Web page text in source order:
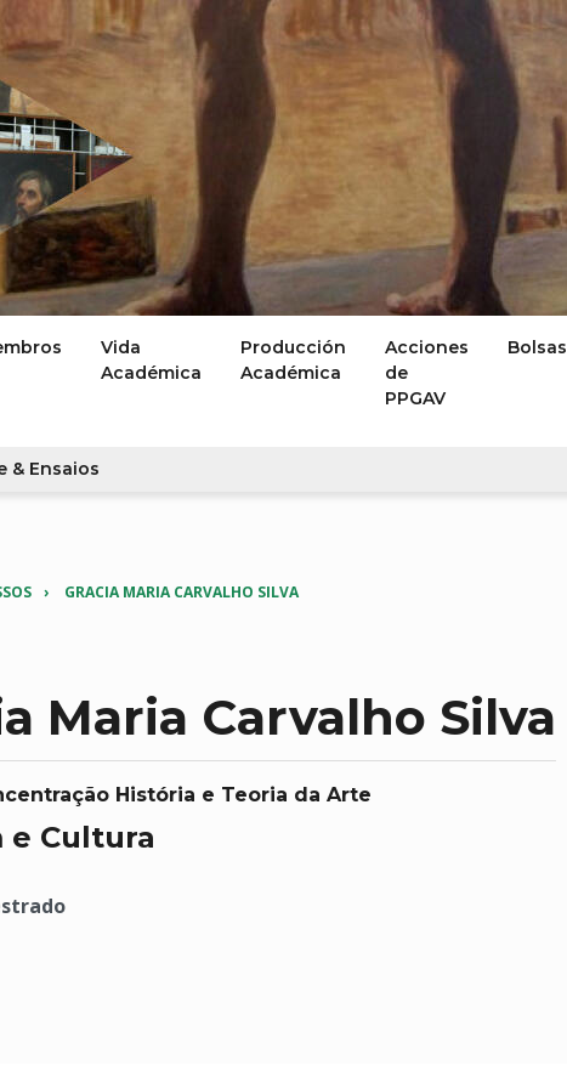
Vida
Académica
Producción
Académica
Acciones
de
PPGAV
Bolsas
& Ensaios
GRACIA MARIA CARVALHO SILVA
Maria Carvalho Silva
História e Teoria da Arte
e Cultura